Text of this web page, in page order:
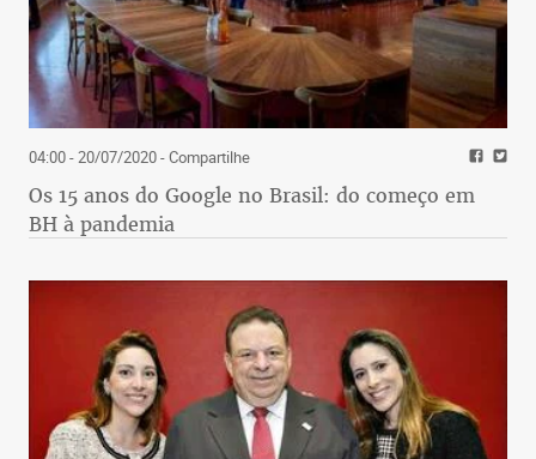
04:00 - 20/07/2020- Compartilhe
Os 15 anos do Google no Brasil: do começo em
BH à pandemia